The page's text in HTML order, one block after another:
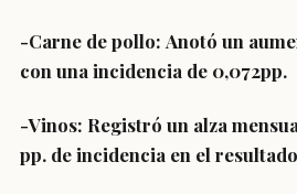
-Carne de pollo: Anotó un
con una incidencia de 0,072pp.
-Vinos: Registró un alza
pp. de incidencia en el